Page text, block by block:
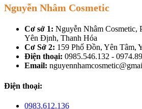
Nguyễn Nhâm Cosmetic
Cơ sở 1: Nguyễn Nhâm Cosmetic,
Yên Định, Thanh Hóa
Cơ Sở 2: 159 Phố Đồn, Yên Tâm,
Điện thoại: 0985.546.132 -
Email:
Điện thoại:
0983.612.136